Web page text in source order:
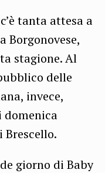
tanta attesa a
Borgonovese,
stagione. Al
delle
invece,
domenica
giorno di Baby